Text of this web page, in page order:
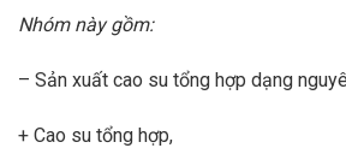
Nhóm này gồm:
– Sản xuất cao su tổng hợp dạng
+ Cao su tổng hợp,